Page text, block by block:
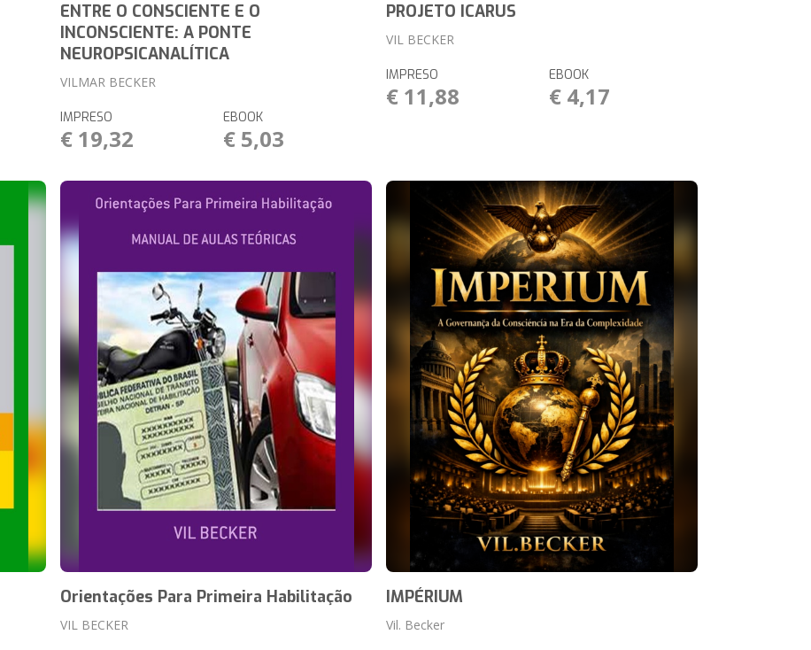
ENTRE O CONSCIENTE E O
INCONSCIENTE: A PONTE
NEUROPSICANALÍTICA
VILMAR BECKER
IMPRESO
€ 19,32
EBOOK
€ 5,03
PROJETO ICARUS
VIL BECKER
IMPRESO
€ 11,88
EBOOK
€ 4,17
Orientações Para Primeira Habilitação
VIL BECKER
IMPÉRIUM
Vil. Becker